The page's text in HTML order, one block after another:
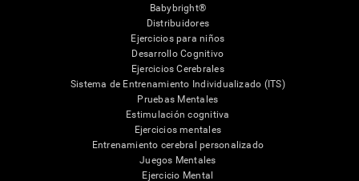
Babybright®
Distribuidores
Ejercicios para niños
Desarrollo Cognitivo
Ejercicios Cerebrales
Sistema de Entrenamiento Individualizado (ITS)
Pruebas Mentales
Estimulación cognitiva
Ejercicios mentales
Entrenamiento cerebral personalizado
Juegos Mentales
Ejercicio Mental